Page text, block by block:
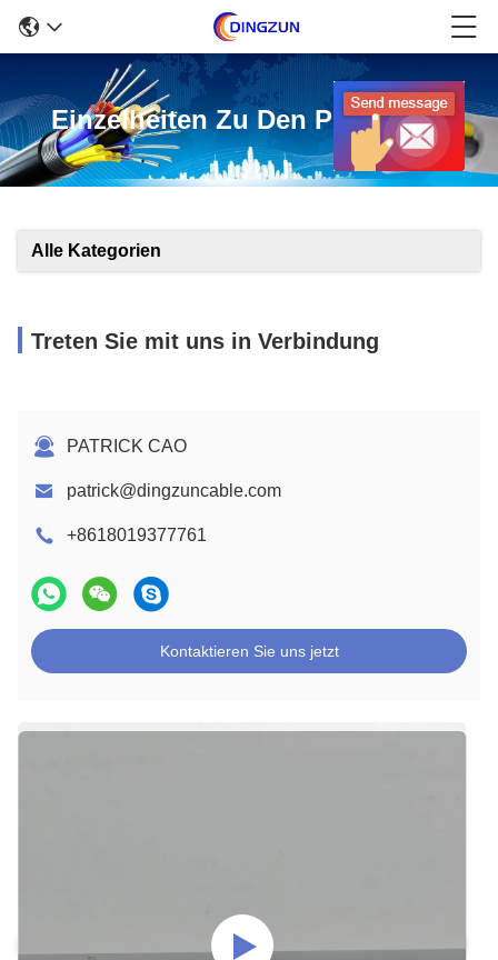
Einzelheiten Zu Den Produkten
Alle Kategorien
Treten Sie mit uns in Verbindung
PATRICK CAO
patrick@dingzuncable.com
+8618019377761
Kontaktieren Sie uns jetzt